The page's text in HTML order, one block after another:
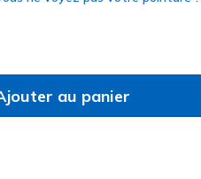
au panier